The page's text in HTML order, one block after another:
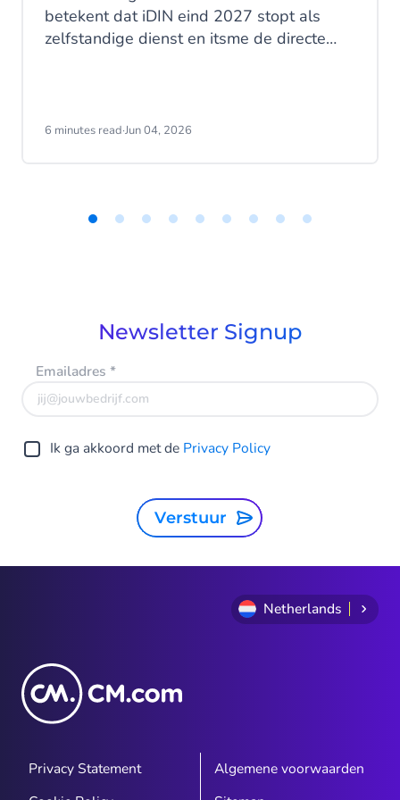
betekent dat iDIN eind 2027 stopt als
zelfstandige dienst en itsme de directe
voor stap mee door de transitie, de acties
6 minutes read·Jun 04, 2026
Newsletter Signup
Emailadres *
Ik ga akkoord met de Privacy Policy
Verstuur
Netherlands
Privacy Statement
Algemene voorwaarden